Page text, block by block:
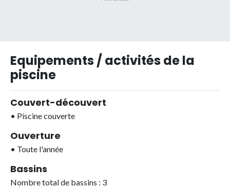
Equipements / activités de la
piscine
Couvert-découvert
• Piscine couverte
Ouverture
• Toute l'année
Bassins
Nombre total de bassins : 3